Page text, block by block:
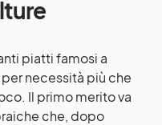
piatti famosi a
necessità più che
Il primo merito va
che, dopo